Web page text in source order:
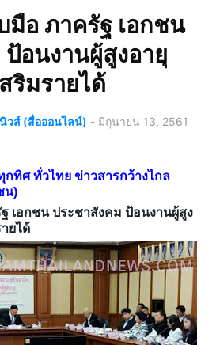
มือ ภาครัฐ เอกชน
อนงานผู้สูงอายุ
ริมรายได้
วส์ (สื่อออนไลน์) - มิถุนายน 13, 2561
ทิศ ทั่วไทย ข่าวสารกว้างไกล
น)
เอกชน ประชาสังคม ป้อนงานผู้สูง
ยได้